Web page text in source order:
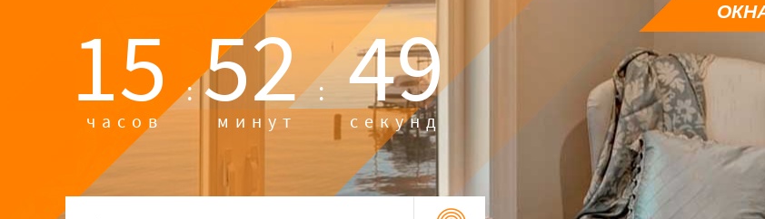
15 :
часов 52 :
минут 48
секунд